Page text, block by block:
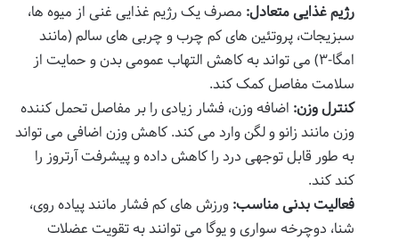
رژیم غذایی متعادل: مصرف یک رژیم غذایی غنی از میوه ها،
سبزیجات، پروتئین های کم چرب و چربی های سالم (مانند
امگا-۳) می تواند به کاهش التهاب عمومی بدن و حمایت از
سلامت مفاصل کمک کند.
کنترل وزن: اضافه وزن، فشار زیادی را بر مفاصل تحمل کننده
وزن مانند زانو و لگن وارد می کند. کاهش وزن اضافی می تواند
به طور قابل توجهی درد را کاهش داده و پیشرفت آرتروز را
کند کند.
فعالیت بدنی مناسب: ورزش های کم فشار مانند پیاده روی،
شنا، دوچرخه سواری و یوگا می توانند به تقویت عضلات